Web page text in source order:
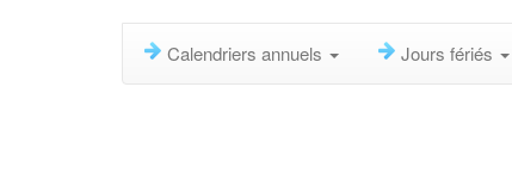
Calendriers annuels Jours fériés